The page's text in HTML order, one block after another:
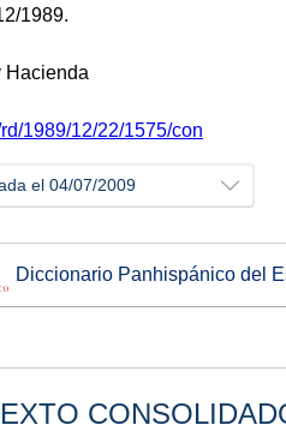
1989.
Hacienda
1989/12/22/1575/con
el 04/07/2009
Diccionario Panhispánico del